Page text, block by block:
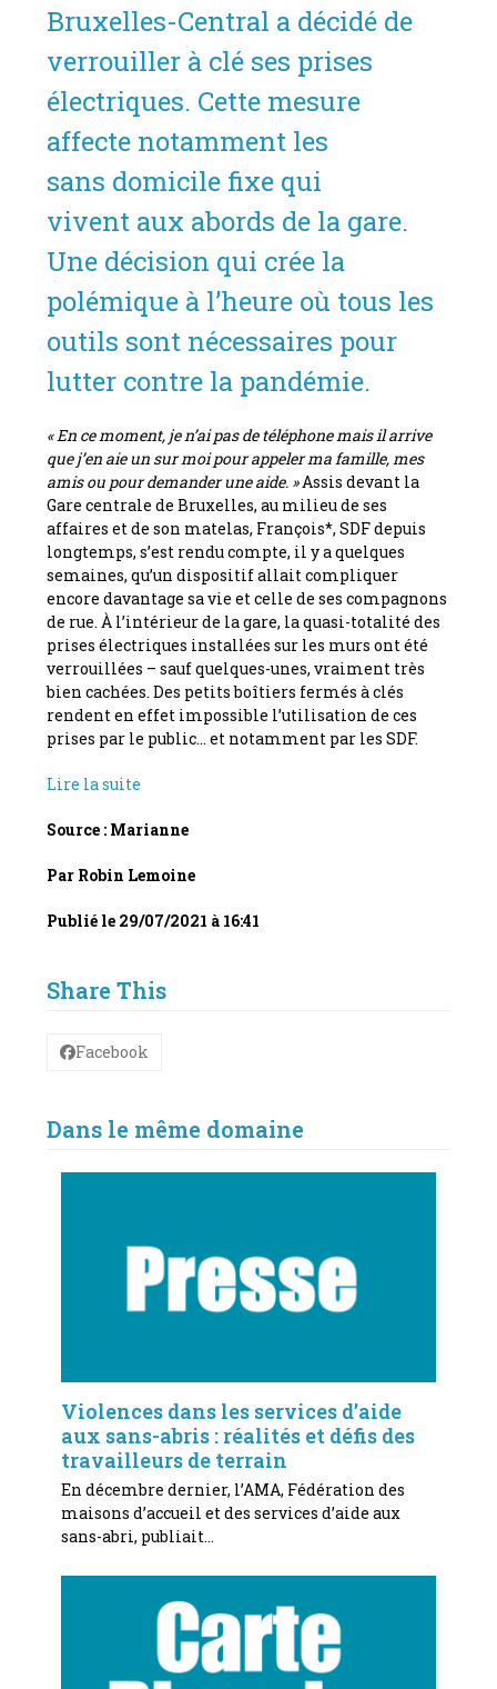
Bruxelles-Central a décidé de
verrouiller à clé ses prises
électriques. Cette mesure
affecte notamment les
sans domicile fixe qui
vivent aux abords de la gare.
Une décision qui crée la
polémique à l’heure où tous les
outils sont nécessaires pour
lutter contre la pandémie.
« En ce moment, je n’ai pas de téléphone mais il arrive
que j’en aie un sur moi pour appeler ma famille, mes
amis ou pour demander une aide. »Assis devant la
Gare centrale de Bruxelles, au milieu de ses
affaires et de son matelas, François*, SDF depuis
longtemps, s’est rendu compte, il y a quelques
semaines, qu’un dispositif allait compliquer
encore davantage sa vie et celle de ses compagnons
de rue. À l’intérieur de la gare, la quasi-totalité des
prises électriques installées sur les murs ont été
verrouillées – sauf quelques-unes, vraiment très
bien cachées. Des petits boîtiers fermés à clés
rendent en effet impossible l’utilisation de ces
prises par le public… et notamment par les SDF.
Lire la suite
Source : Marianne
Par Robin Lemoine
Publié le 29/07/2021 à 16:41
Share This
Facebook
Dans le même domaine
Violences dans les services d’aide
aux sans-abris : réalités et défis des
travailleurs de terrain
En décembre dernier, l’AMA, Fédération des
maisons d’accueil et des services d’aide aux
sans-abri, publiait…